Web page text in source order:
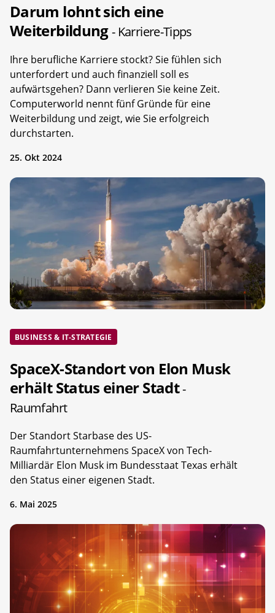
Darum lohnt sich eine
Weiterbildung- Karriere-Tipps
Ihre berufliche Karriere stockt? Sie fühlen sich
unterfordert und auch finanziell soll es
aufwärtsgehen? Dann verlieren Sie keine Zeit.
Computerworld nennt fünf Gründe für eine
Weiterbildung und zeigt, wie Sie erfolgreich
durchstarten.
25. Okt 2024
BUSINESS & IT-STRATEGIE
SpaceX-Standort von Elon Musk
erhält Status einer Stadt-
Raumfahrt
Der Standort Starbase des US-
Raumfahrtunternehmens SpaceX von Tech-
Milliardär Elon Musk im Bundesstaat Texas erhält
den Status einer eigenen Stadt.
6. Mai 2025